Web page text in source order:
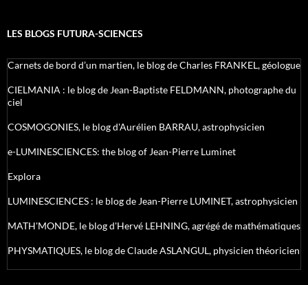
LES BLOGS FUTURA-SCIENCES
Carnets de bord d’un martien, le blog de Charles FRANKEL, géologue
CIELMANIA : le blog de Jean-Baptiste FELDMANN, photographe du
ciel
COSMOGONIES, le blog d'Aurélien BARRAU, astrophysicien
e-LUMINESCIENCES: the blog of Jean-Pierre Luminet
Explora
LUMINESCIENCES : le blog de Jean-Pierre LUMINET, astrophysicien
MATH'MONDE, le blog d'Hervé LEHNING, agrégé de mathématiques
PHYSMATIQUES, le blog de Claude ASLANGUL, physicien théoricien